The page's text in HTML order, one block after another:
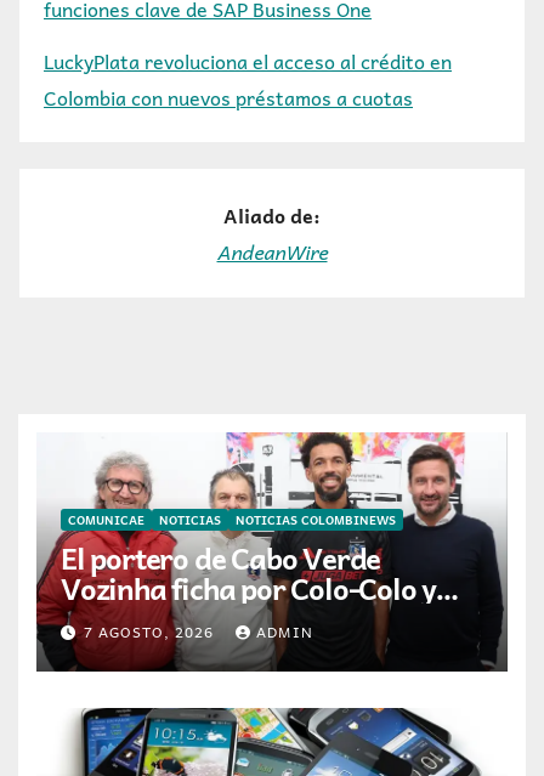
funciones clave de SAP Business One
LuckyPlata revoluciona el acceso al crédito en
Colombia con nuevos préstamos a cuotas
Aliado de:
AndeanWire
COMUNICAE NOTICIAS NOTICIAS COLOMBINEWS
El portero de Cabo Verde
Vozinha ficha por Colo-Colo y
JETOUR respalda su nueva
etapa
7 AGOSTO, 2026 ADMIN